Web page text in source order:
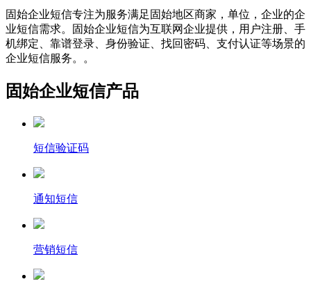
固始企业短信专注为服务满足固始地区商家，单位，企业的企
业短信需求。固始企业短信为互联网企业提供，用户注册、手
机绑定、靠谱登录、身份验证、找回密码、支付认证等场景的
企业短信服务。。
固始企业短信产品
短信验证码
通知短信
营销短信